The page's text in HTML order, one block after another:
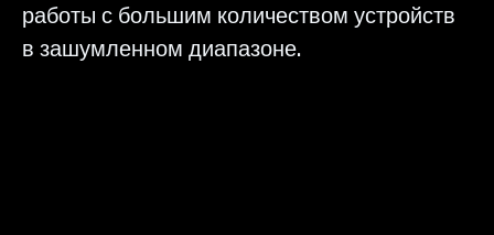
работы с большим количеством устройств
в зашумленном диапазоне.